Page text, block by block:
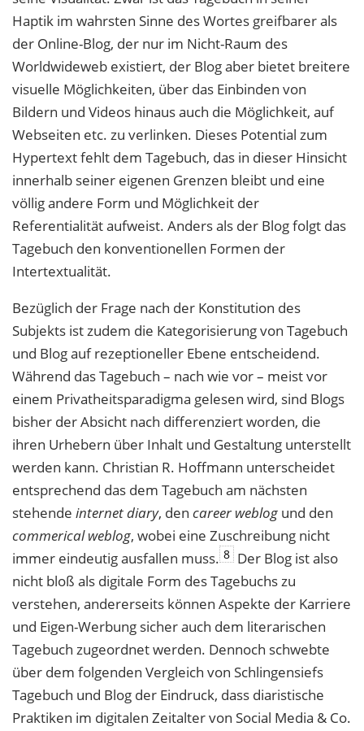
Haptik im wahrsten Sinne des Wortes greifbarer als
der Online-Blog, der nur im Nicht-Raum des
Worldwideweb existiert, der Blog aber bietet breitere
visuelle Möglichkeiten, über das Einbinden von
Bildern und Videos hinaus auch die Möglichkeit, auf
Webseiten etc. zu verlinken. Dieses Potential zum
Hypertext fehlt dem Tagebuch, das in dieser Hinsicht
innerhalb seiner eigenen Grenzen bleibt und eine
völlig andere Form und Möglichkeit der
Referentialität aufweist. Anders als der Blog folgt das
Tagebuch den konventionellen Formen der
Intertextualität.
Bezüglich der Frage nach der Konstitution des
Subjekts ist zudem die Kategorisierung von Tagebuch
und Blog auf rezeptioneller Ebene entscheidend.
Während das Tagebuch – nach wie vor – meist vor
einem Privatheitsparadigma gelesen wird, sind Blogs
bisher der Absicht nach differenziert worden, die
ihren Urhebern über Inhalt und Gestaltung unterstellt
werden kann. Christian R. Hoffmann unterscheidet
entsprechend das dem Tagebuch am nächsten
stehende internet diary, den career weblog und den
commerical weblog, wobei eine Zuschreibung nicht
immer eindeutig ausfallen muss. 8 Der Blog ist also
nicht bloß als digitale Form des Tagebuchs zu
verstehen, andererseits können Aspekte der Karriere
und Eigen-Werbung sicher auch dem literarischen
Tagebuch zugeordnet werden. Dennoch schwebte
über dem folgenden Vergleich von Schlingensiefs
Tagebuch und Blog der Eindruck, dass diaristische
Praktiken im digitalen Zeitalter von Social Media & Co.